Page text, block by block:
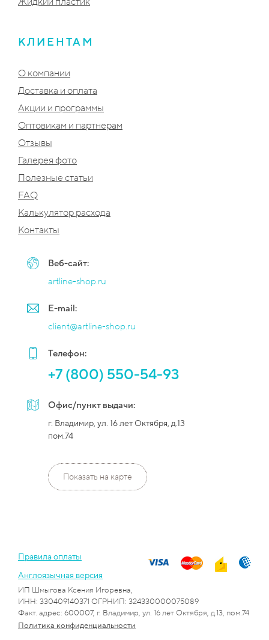
КЛИЕНТАМ
О компании
Доставка и оплата
Акции и программы
Оптовикам и партнерам
Отзывы
Галерея фото
Полезные статьи
FAQ
Калькулятор расхода
Контакты
Веб-сайт:
artline-shop.ru
E-mail:
client@artline-shop.ru
Телефон:
+7 (800) 550-54-93
Офис/пункт выдачи:
г. Владимир, ул. 16 лет Октября, д.13
пом.74
Показать на карте
Правила оплаты
Англоязычная версия
ИП Шмыгова Ксения Игоревна,
ИНН: 330409140371 ОГРНИП: 324330000075089
Факт. адрес: 600007, г. Владимир, ул. 16 лет Октября, д.13, пом.74
Политика конфиденциальности